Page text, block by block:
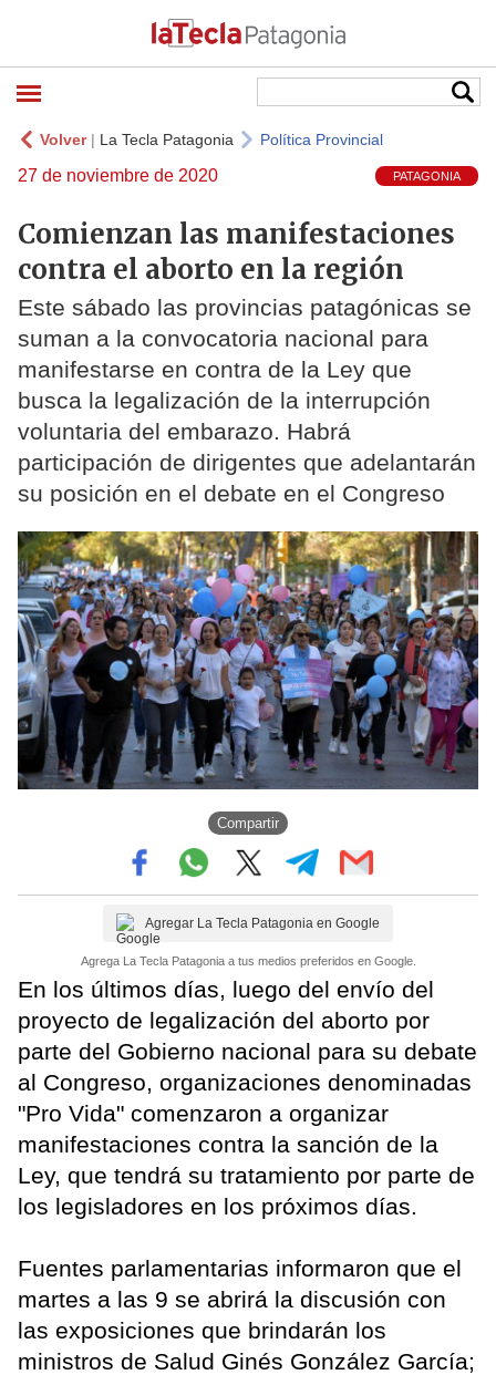
Volver| La Tecla Patagonia Política Provincial
27 de noviembre de 2020 PATAGONIA
Comienzan las manifestaciones
contra el aborto en la región
Este sábado las provincias patagónicas se
suman a la convocatoria nacional para
manifestarse en contra de la Ley que
busca la legalización de la interrupción
voluntaria del embarazo. Habrá
participación de dirigentes que adelantarán
su posición en el debate en el Congreso
Compartir
Agregar La Tecla Patagonia en Google
Agrega La Tecla Patagonia a tus medios preferidos en Google.
En los últimos días, luego del envío del
proyecto de legalización del aborto por
parte del Gobierno nacional para su debate
al Congreso, organizaciones denominadas
"Pro Vida" comenzaron a organizar
manifestaciones contra la sanción de la
Ley, que tendrá su tratamiento por parte de
los legisladores en los próximos días.
Fuentes parlamentarias informaron que el
martes a las 9 se abrirá la discusión con
las exposiciones que brindarán los
ministros de Salud Ginés González García;